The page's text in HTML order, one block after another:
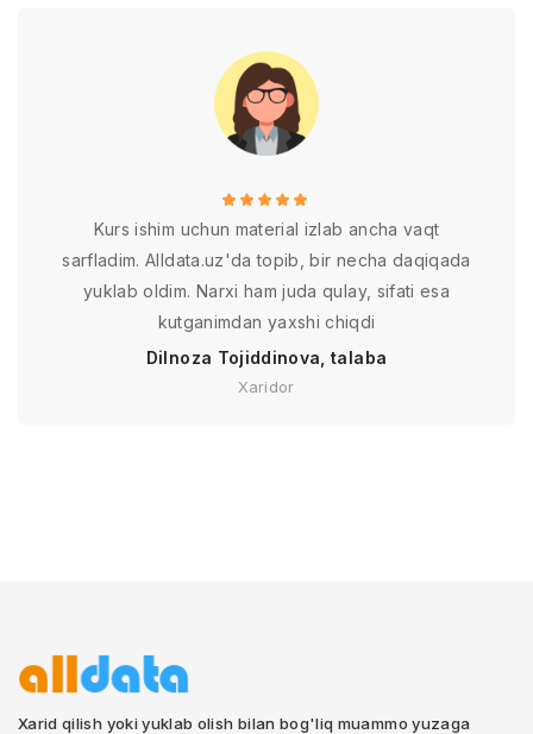
Kurs ishim uchun material izlab ancha vaqt
sarfladim. Alldata.uz'da topib, bir necha daqiqada
yuklab oldim. Narxi ham juda qulay, sifati esa
kutganimdan yaxshi chiqdi
Dilnoza Tojiddinova, talaba
Xaridor
Xarid qilish yoki yuklab olish bilan bog'liq muammo yuzaga